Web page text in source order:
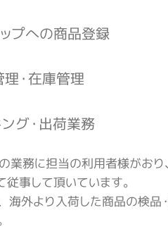
プへの商品登録
・在庫管理
グ・出荷業務
業務に担当の利用者様がお
従事して頂いています。
海外より入荷した商品の検品